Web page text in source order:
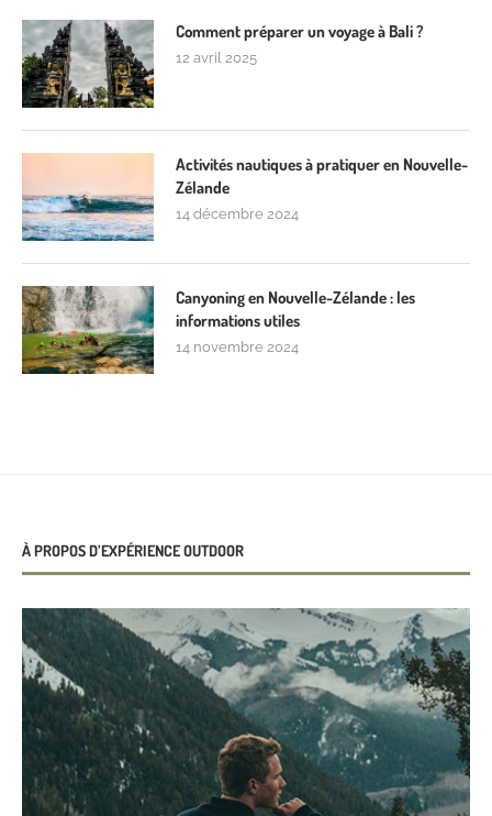
Comment préparer un voyage à Bali ?
12 avril 2025
Activités nautiques à pratiquer en Nouvelle-
Zélande
14 décembre 2024
Canyoning en Nouvelle-Zélande : les
informations utiles
14 novembre 2024
À PROPOS D’EXPÉRIENCE OUTDOOR